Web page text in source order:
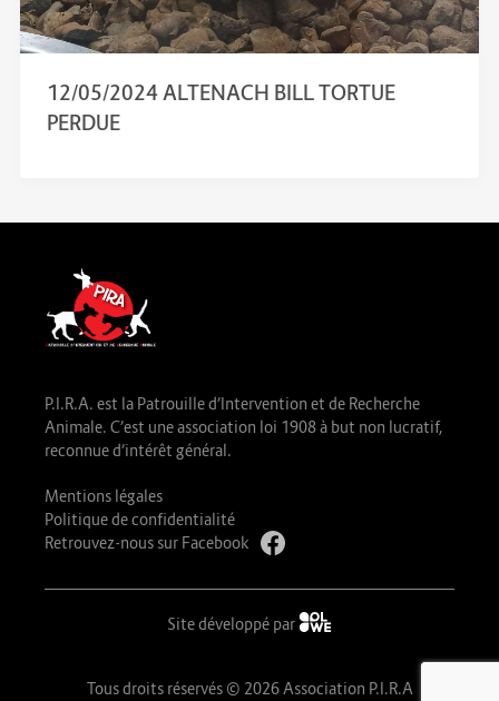
12/05/2024 ALTENACH BILL TORTUE
PERDUE
P.I.R.A. est la Patrouille d’Intervention et de Recherche
Animale. C’est une association loi 1908 à but non lucratif,
reconnue d’intérêt général.
Mentions légales
Politique de confidentialité
Retrouvez-nous sur Facebook
Site développé par
Tous droits réservés © 2026 Association P.I.R.A